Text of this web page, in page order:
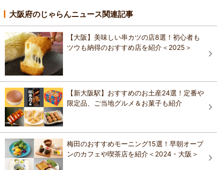
大阪府のじゃらんニュース関連記事
【大阪】美味しい串カツの店8選！初心者も
ツウも納得のおすすめ店を紹介＜2025＞
【新大阪駅】おすすめのお土産24選！定番や
限定品、ご当地グルメ＆お菓子も紹介
梅田のおすすめモーニング15選！早朝オープ
ンのカフェや喫茶店を紹介＜2024・大阪＞